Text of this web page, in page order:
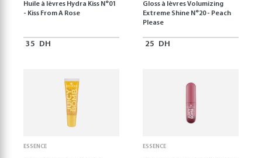
Huile à lèvres Hydra Kiss N°01
- Kiss From A Rose
35 DH
Gloss à lèvres Volumizing
Extreme Shine N°20 - Peach
Please
25 DH
ESSENCE ESSENCE